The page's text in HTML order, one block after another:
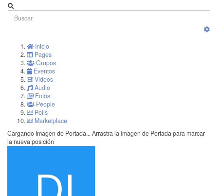
Inicio
Pages
Grupos
Eventos
Videos
Audio
Fotos
People
Polls
Marketplace
Cargando Imagen de Portada... Arrastra la Imagen de Portada para marcar
la nueva posición